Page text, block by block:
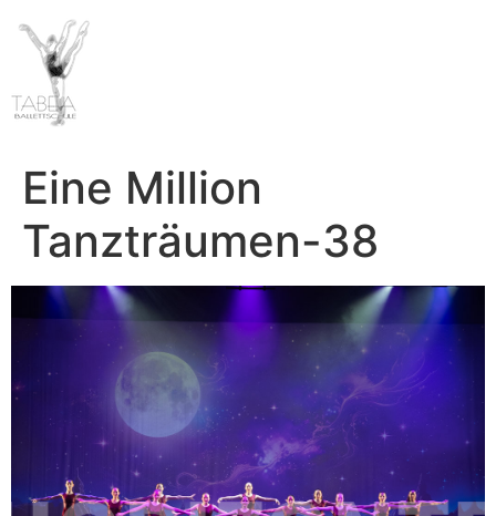
Eine Million
Tanzträumen-38